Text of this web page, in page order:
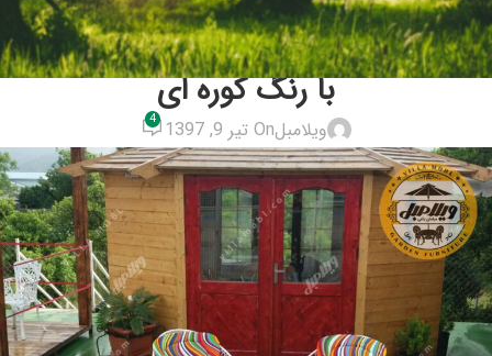
مقالات
مبلمان باغی ویلایی فضای باز مدل بامبو
با رنگ کوره ای
ویلامبلOn تیر 9, 1397 4